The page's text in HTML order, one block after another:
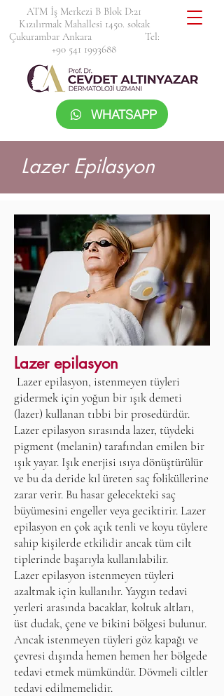
ATM İş Merkezi B Blok D:21
Kızılırmak Mahallesi 1450. sokak
Çukurambar Ankara Tel:
+90 541 1993688
WHATSAPP
Lazer Epilasyon
Lazer epilasyon
Lazer epilasyon, istenmeyen tüyleri
gidermek için yoğun bir ışık demeti
(lazer) kullanan tıbbi bir prosedürdür.
Lazer epilasyon sırasında lazer, tüydeki
pigment (melanin) tarafından emilen bir
ışık yayar. Işık enerjisi ısıya dönüştürülür
ve bu da deride kıl üreten saç foliküllerine
zarar verir. Bu hasar gelecekteki saç
büyümesini engeller veya geciktirir. Lazer
epilasyon en çok açık tenli ve koyu tüylere
sahip kişilerde etkilidir ancak tüm cilt
tiplerinde başarıyla kullanılabilir.
Lazer epilasyon istenmeyen tüyleri
azaltmak için kullanılır. Yaygın tedavi
yerleri arasında bacaklar, koltuk altları,
üst dudak, çene ve bikini bölgesi bulunur.
Ancak istenmeyen tüyleri göz kapağı ve
çevresi dışında hemen hemen her bölgede
tedavi etmek mümkündür. Dövmeli ciltler
tedavi edilmemelidir.